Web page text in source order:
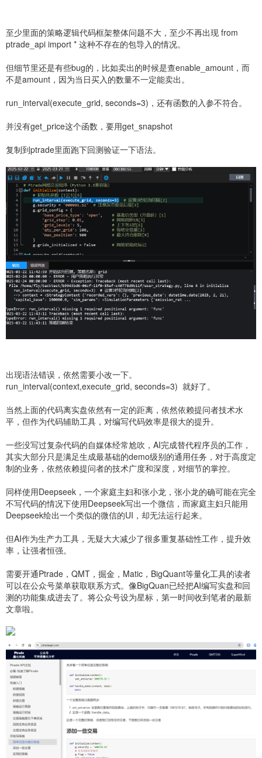
至少里面的策略逻辑代码框架整体问题不大，至少不再出现 from
ptrade_api import * 这种不存在的包导入的情况。
但细节里还是有些bug的，比如卖出的时候是查enable_amount，而
不是amount，因为当日买入的数量不一定能卖出。
run_interval(execute_grid, seconds=3)，还有函数的入参不符合。
并没有get_price这个函数，要用get_snapshot
复制到ptrade里面跑下回测验证一下语法。
出现语法错误，依然需要小改一下。
run_interval(context,execute_grid, seconds=3) 就好了。
当然上面的代码离实盘依然有一定的距离，依然依赖提问者技术水
平，但作为代码辅助工具，对编写代码效率是很大的提升。
一些没写过复杂代码的自媒体经常尬吹，AI完成替代程序员的工作，
其实大部分只是满足生成最基础的demo级别的通用任务，对于高度定
制的业务，依然依赖提问者的技术广度和深度，对细节的掌控。
同样使用Deepseek，一个家庭主妇和张小龙，张小龙的确可能在完全
不写代码的情况下使用Deepseek写出一个微信，而家庭主妇只能用
Deepseek绘出一个类似的微信的UI，却无法运行起来。
但AI作为生产力工具，无疑大大减少了很多重复基础性工作，提升效
率，让强者恒强。
需要开通Ptrade，QMT，掘金，Matic，BigQuant等量化工具的读者
可以在公众号菜单获取联系方式。像BigQuan已经把AI编写实盘和回
测的功能集成进去了。将公众号设为星标，第一时间收到笔者的最新
文章啦。